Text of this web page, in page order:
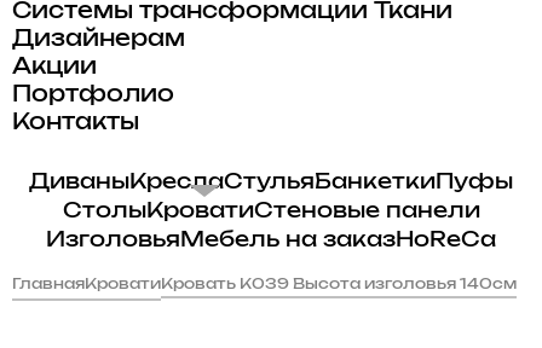
Системы трансформации
Ткани
Дизайнерам
Акции
Портфолио
Контакты
ДиваныКреслаСтульяБанкеткиПуфы
СтолыКроватиСтеновые панели
Изголовья Мебель на заказHoReCa
ГлавнаяКроватиКровать K039 Высота изголовья 140см